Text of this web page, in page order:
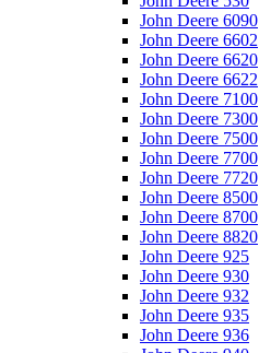
John Deere 6090
John Deere 6602
John Deere 6620
John Deere 6622
John Deere 7100
John Deere 7300
John Deere 7500
John Deere 7700
John Deere 7720
John Deere 8500
John Deere 8700
John Deere 8820
John Deere 925
John Deere 930
John Deere 932
John Deere 935
John Deere 936